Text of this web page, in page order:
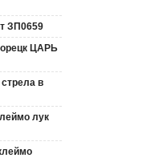
ЗП0659
ЦАРЬ
в
лук